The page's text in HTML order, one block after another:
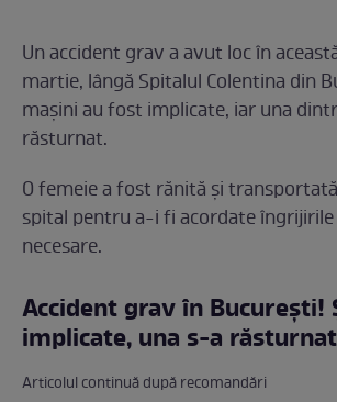
Un accident grav a avut loc în
martie, lângă Spitalul Colentina din
mașini au fost implicate, iar una
răsturnat.
O femeie a fost rănită și
spital pentru a-i fi acordate
necesare.
Accident grav în București!
implicate, una s-a răsturnat
Articolul continuă după recomandări